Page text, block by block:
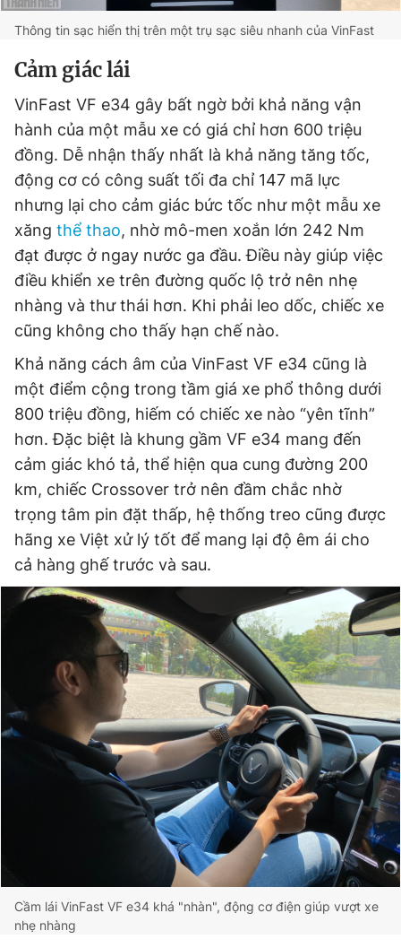
Thông tin sạc hiển thị trên một trụ sạc siêu nhanh của VinFast
Cảm giác lái
VinFast VF e34 gây bất ngờ bởi khả năng vận
hành của một mẫu xe có giá chỉ hơn 600 triệu
đồng. Dễ nhận thấy nhất là khả năng tăng tốc,
động cơ có công suất tối đa chỉ 147 mã lực
nhưng lại cho cảm giác bức tốc như một mẫu xe
xăng thể thao, nhờ mô-men xoắn lớn 242 Nm
đạt được ở ngay nước ga đầu. Điều này giúp việc
điều khiển xe trên đường quốc lộ trở nên nhẹ
nhàng và thư thái hơn. Khi phải leo dốc, chiếc xe
cũng không cho thấy hạn chế nào.
Khả năng cách âm của VinFast VF e34 cũng là
một điểm cộng trong tầm giá xe phổ thông dưới
800 triệu đồng, hiếm có chiếc xe nào “yên tĩnh”
hơn. Đặc biệt là khung gầm VF e34 mang đến
cảm giác khó tả, thể hiện qua cung đường 200
km, chiếc Crossover trở nên đầm chắc nhờ
trọng tâm pin đặt thấp, hệ thống treo cũng được
hãng xe Việt xử lý tốt để mang lại độ êm ái cho
cả hàng ghế trước và sau.
Cầm lái VinFast VF e34 khá "nhàn", động cơ điện giúp vượt xe
nhẹ nhàng